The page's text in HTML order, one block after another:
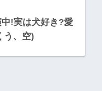
!実は犬好き?愛
う、空)